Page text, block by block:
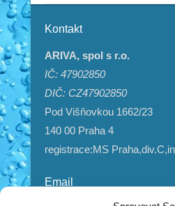
Kontakt
ARIVA, spol s r.o.
IČ: 47902850
DIČ: CZ47902850
Pod Višňovkou 1662/23
140 00 Praha 4
registrace:MS
Email